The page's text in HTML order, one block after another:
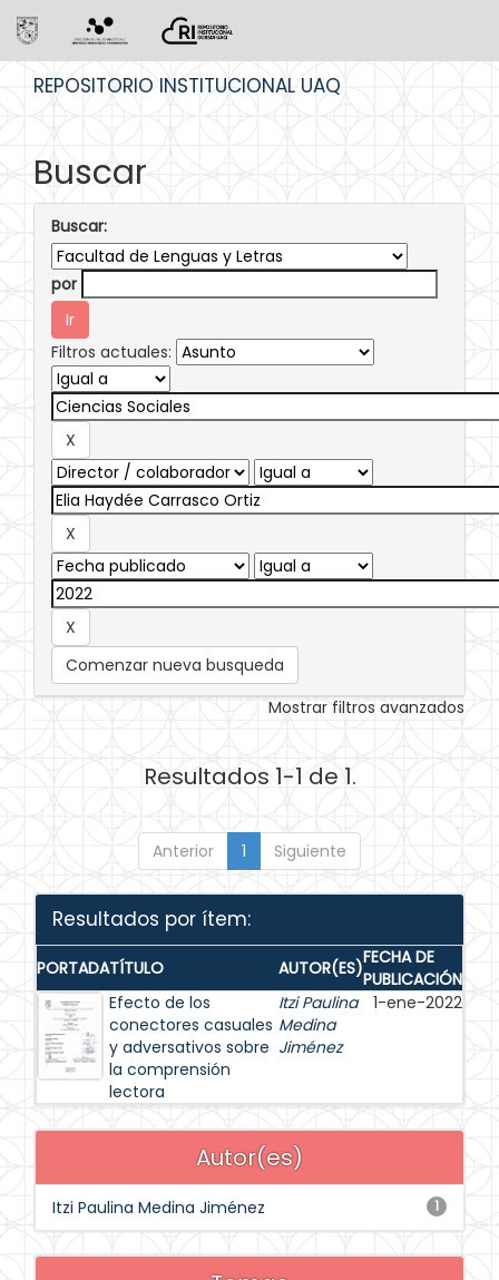
REPOSITORIO INSTITUCIONAL UAQ
Buscar
Buscar:
por
Filtros actuales:
Comenzar nueva busqueda
Mostrar filtros avanzados
Resultados 1-1 de 1.
Anterior 1 Siguiente
Resultados por ítem:
PORTADATÍTULO AUTOR(ES)FECHA DE
PUBLICACIÓN
Efecto de los
conectores casuales
y adversativos sobre
la comprensión
lectora
Itzi Paulina
Medina
Jiménez
1-ene-2022
Autor(es)
1
Itzi Paulina Medina Jiménez